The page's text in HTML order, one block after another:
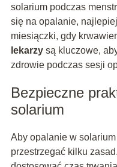
solarium podczas
się na opalanie,
miesiączki, gdy
lekarzysą kluczowe,
zdrowie podczas sesji
Bezpieczne
solarium
Aby opalanie w
przestrzegać kilku